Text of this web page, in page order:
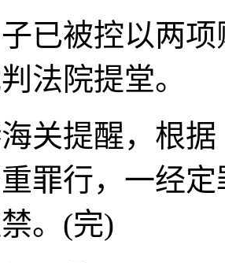
被控以两项
法院提堂。
提醒，根据
罪行，一经
。(完)